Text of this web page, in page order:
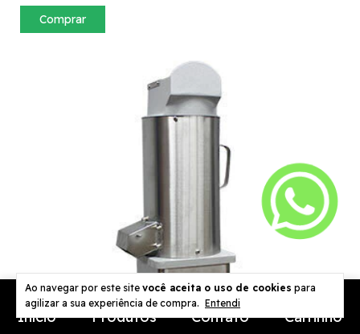
Ao navegar por este site você aceita o uso de cookies para
agilizar a sua experiência de compra. Entendi
Comprar
Início Produtos Contato Carrinho